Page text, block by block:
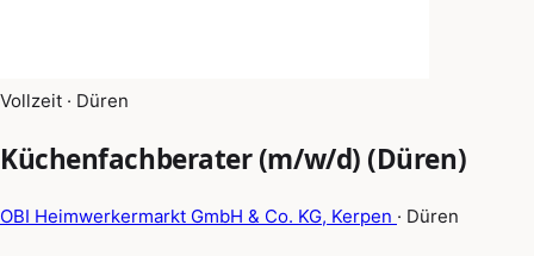
Vollzeit · Düren
Küchenfachberater (m/w/d) (Düren)
OBI Heimwerkermarkt GmbH & Co. KG, Kerpen · Düren